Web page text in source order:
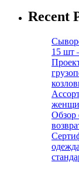
Recent
15 шт
Обзор